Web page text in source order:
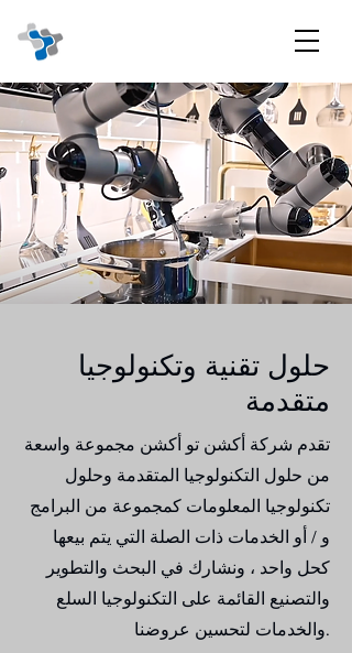
متقدمة
تقدم شركة أكشن تو أكشن مجموعة واسعة
من حلول التكنولوجيا المتقدمة وحلول
تكنولوجيا المعلومات كمجموعة من البرامج
و / أو الخدمات ذات الصلة التي يتم بيعها
كحل واحد ، ونشارك في البحث والتطوير
والتصنيع القائمة على التكنولوجيا السلع
والخدمات لتحسين عروضنا.